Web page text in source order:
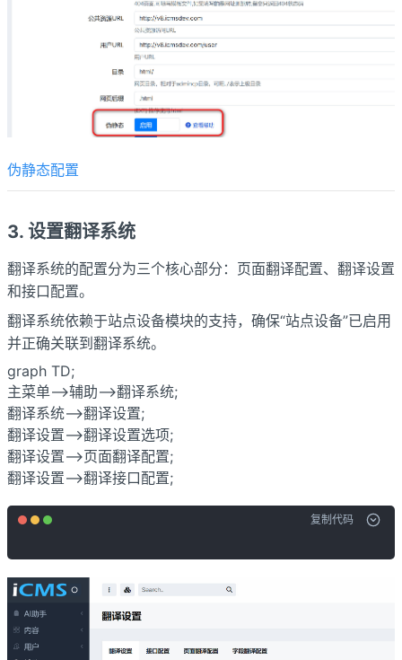
伪静态配置
3. 设置翻译系统
翻译系统的配置分为三个核心部分：页面翻译配置、翻译设置
和接口配置。
翻译系统依赖于站点设备模块的支持，确保“站点设备”已启用
并正确关联到翻译系统。
graph TD;
主菜单-->辅助-->翻译系统;
翻译系统-->翻译设置;
翻译设置-->翻译设置选项;
翻译设置-->页面翻译配置;
翻译设置-->翻译接口配置;
复制代码